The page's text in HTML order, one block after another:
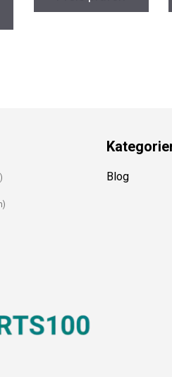
Preis prüfen